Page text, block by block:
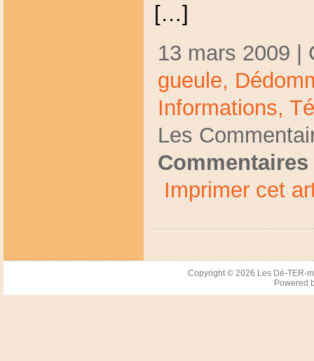
[…]
13 mars 2009 |
gueule,
Informations,
Les
Imprimer cet
Copyright © 2026 Les Dé-TER-
Powered